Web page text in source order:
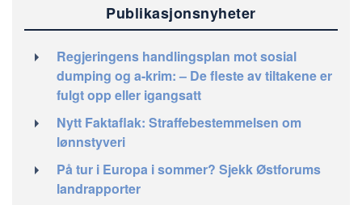
Publikasjonsnyheter
Regjeringens handlingsplan mot sosial
dumping og a-krim: – De fleste av tiltakene er
fulgt opp eller igangsatt
Nytt Faktaflak: Straffebestemmelsen om
lønnstyveri
På tur i Europa i sommer? Sjekk Østforums
landrapporter